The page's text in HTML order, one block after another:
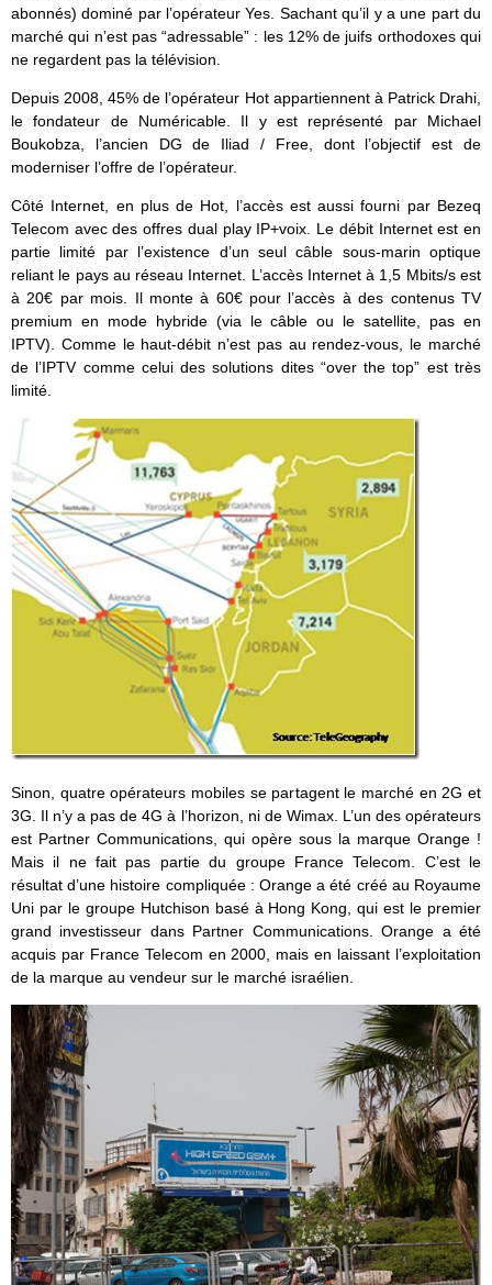
abonnés) dominé par l’opérateur Yes. Sachant qu’il y a une part du
marché qui n’est pas “adressable” : les 12% de juifs orthodoxes qui
ne regardent pas la télévision.
Depuis 2008, 45% de l’opérateur Hot appartiennent à Patrick Drahi,
le fondateur de Numéricable. Il y est représenté par Michael
Boukobza, l’ancien DG de Iliad / Free, dont l’objectif est de
moderniser l’offre de l’opérateur.
Côté Internet, en plus de Hot, l’accès est aussi fourni par Bezeq
Telecom avec des offres dual play IP+voix. Le débit Internet est en
partie limité par l’existence d’un seul câble sous-marin optique
reliant le pays au réseau Internet. L’accès Internet à 1,5 Mbits/s est
à 20€ par mois. Il monte à 60€ pour l’accès à des contenus TV
premium en mode hybride (via le câble ou le satellite, pas en
IPTV). Comme le haut-débit n’est pas au rendez-vous, le marché
de l’IPTV comme celui des solutions dites “over the top” est très
limité.
Sinon, quatre opérateurs mobiles se partagent le marché en 2G et
3G. Il n’y a pas de 4G à l’horizon, ni de Wimax. L’un des opérateurs
est Partner Communications, qui opère sous la marque Orange !
Mais il ne fait pas partie du groupe France Telecom. C’est le
résultat d’une histoire compliquée : Orange a été créé au Royaume
Uni par le groupe Hutchison basé à Hong Kong, qui est le premier
grand investisseur dans Partner Communications. Orange a été
acquis par France Telecom en 2000, mais en laissant l’exploitation
de la marque au vendeur sur le marché israélien.